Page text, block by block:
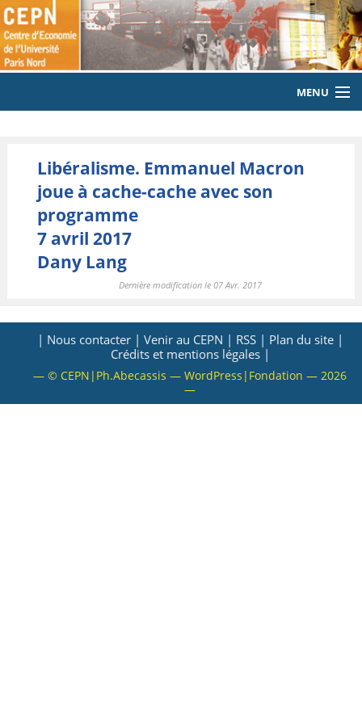
MENU
LE LABORATOIRE
MEMBRES
EQUIPE
PUBLICATIONS
LABORATOIRE CITOYEN
VALORISATION
Libéralisme. Emmanuel Macron
joue à cache-cache avec son
programme
7 avril 2017
Dany Lang
Dernière modification le 07 Avr. 2017
| Nous contacter | Venir au CEPN | RSS | Plan du site |
Crédits et mentions légales |
— © CEPN|Ph.Abecassis — WordPress|Fondation — 2026
—